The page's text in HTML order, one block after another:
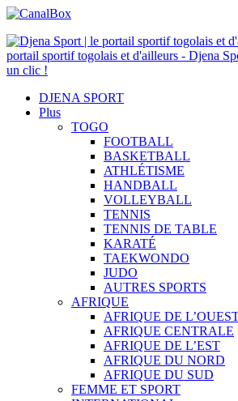
portail sportif togolais et d'ailleurs - Djena
un clic !
DJENA SPORT
Plus
TOGO
FOOTBALL
BASKETBALL
ATHLÉTISME
HANDBALL
VOLLEYBALL
TENNIS
TENNIS DE TABLE
KARATÉ
TAEKWONDO
JUDO
AUTRES SPORTS
AFRIQUE
AFRIQUE DE
AFRIQUE CENTRALE
AFRIQUE DE L’EST
AFRIQUE DU NORD
AFRIQUE DU SUD
FEMME ET SPORT